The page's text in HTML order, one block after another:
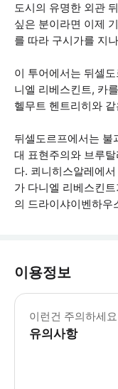
도시의 유명한 외관
싶은 분이라면 이제
를 따라 구시가를 지
이 투어에서는 뒤셀
니엘 리베스킨트, 카
헬무트 헨트리히와
뒤셀도르프에서는 불
대 표현주의와 브루
다. 쾨니히스알레에
가 다니엘 리베스킨
의 드라이샤이벤하우
이용정보
이런건 주의하세요
유의사항